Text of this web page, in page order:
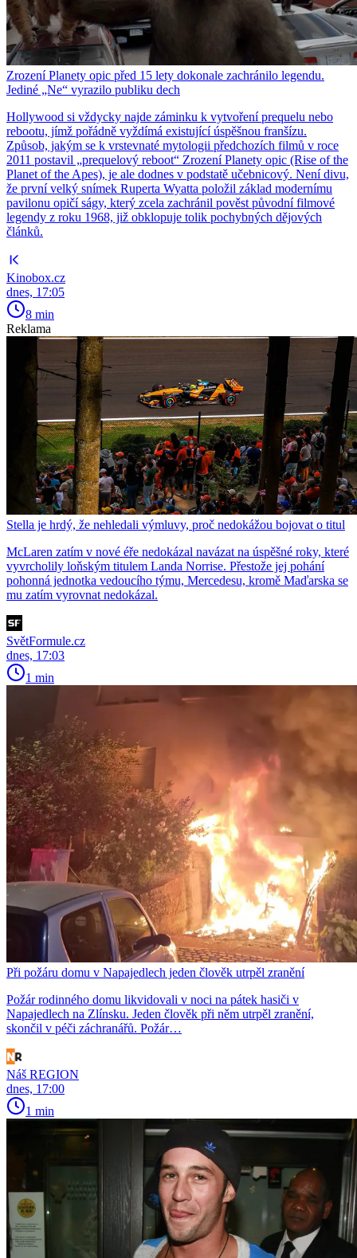
Zrození Planety opic před 15 lety dokonale zachránilo legendu.
Jediné „Ne“ vyrazilo publiku dech
Hollywood si vždycky najde záminku k vytvoření prequelu nebo
rebootu, jímž pořádně vyždímá existující úspěšnou franšízu.
Způsob, jakým se k vrstevnaté mytologii předchozích filmů v roce
2011 postavil „prequelový reboot“ Zrození Planety opic (Rise of the
Planet of the Apes), je ale dodnes v podstatě učebnicový. Není divu,
že první velký snímek Ruperta Wyatta položil základ modernímu
pavilonu opičí ságy, který zcela zachránil pověst původní filmové
legendy z roku 1968, již obklopuje tolik pochybných dějových
článků.
Kinobox.cz
dnes, 17:05
8 min
Reklama
Stella je hrdý, že nehledali výmluvy, proč nedokážou bojovat o titul
McLaren zatím v nové éře nedokázal navázat na úspěšné roky, které
vyvrcholily loňským titulem Landa Norrise. Přestože jej pohání
pohonná jednotka vedoucího týmu, Mercedesu, kromě Maďarska se
mu zatím vyrovnat nedokázal.
SvětFormule.cz
dnes, 17:03
1 min
Při požáru domu v Napajedlech jeden člověk utrpěl zranění
Požár rodinného domu likvidovali v noci na pátek hasiči v
Napajedlech na Zlínsku. Jeden člověk při něm utrpěl zranění,
skončil v péči záchranářů. Požár…
Náš REGION
dnes, 17:00
1 min